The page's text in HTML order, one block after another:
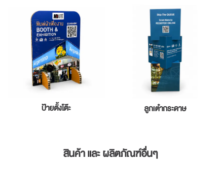
ป้ายตั้งโต๊ะ ลูกเต๋ากระดาษ
สินค้า และ ผลิตภัณฑ์อื่นๆ